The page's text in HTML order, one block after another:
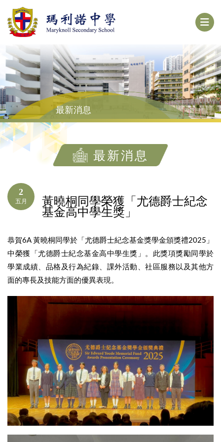
最新消息
最新消息
2
五月 黃曉桐同學榮獲「尤德爵士紀念
基金高中學生獎」
恭賀6A 黃曉桐同學於「尤德爵士紀念基金獎學金頒獎禮2025」
中榮獲「尤德爵士紀念基金高中學生獎」。此獎項獎勵同學於
學業成績、品格及行為紀錄、課外活動、社區服務以及其他方
面的專長及技能方面的優異表現。